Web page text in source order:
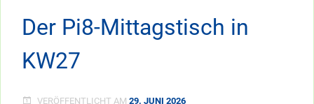
Der Pi8-Mittagstisch in
KW27
VERÖFFENTLICHT AM 29. JUNI 2026